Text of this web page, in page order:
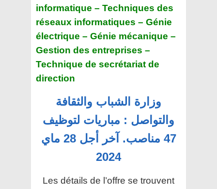
informatique – Techniques des
réseaux informatiques – Génie
électrique – Génie mécanique –
Gestion des entreprises –
Technique de secrétariat de
direction
وزارة الشباب والثقافة
والتواصل : مباريات لتوظيف
47 مناصب. آخر أجل 28 ماي
2024
Les détails de l’offre se trouvent